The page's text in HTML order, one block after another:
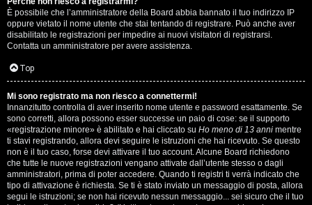
t
i
s
e
n
z
a
r
È possibile che l’amministratore della Board abbia bannato il tuo indirizzo IP
oppure vietato il nome utente che stai tentando di registrare. Può anche aver
disabilitato le registrazioni per impedire ai nuovi visitatori di registrarsi.
Contatta un amministratore per avere assistenza.
Top
Mi sono registrato ma non riesco a connettermi!
Innanzitutto controlla di aver inserito nome utente e password esattamente. Se
sono corretti, allora possono esser successe un paio di cose: se il supporto
«registrazione minore» è abilitato e hai cliccato su Ho meno di 13 anni mentre
ti stavi registrando, allora devi seguire le istruzioni che hai ricevuto. Se questo
non è il tuo caso, forse devi attivare il tuo account. Alcune Board richiedono
che tutte le nuove registrazioni vengano attivate dall’utente stesso o dagli
amministratori, prima di poter accedere. Quando ti registri ti verrà indicato che
tipo di attivazione è richiesta. Se ti è stato inviato un messaggio di posta, allora
segui le istruzioni; se non hai ricevuto nessun messaggio... sei sicuro che il tuo
i
v
i
G
i
g
i
D